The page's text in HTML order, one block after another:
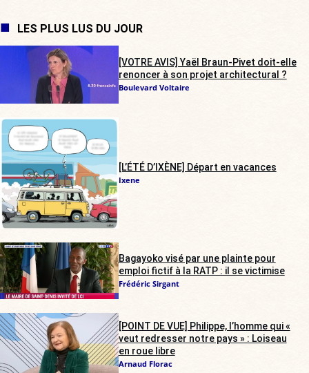
LES PLUS LUS DU JOUR
[VOTRE AVIS] Yaël Braun-Pivet doit-elle
renoncer à son projet architectural ?
Boulevard Voltaire
[L’ÉTÉ D’IXÈNE] Départ en vacances
Ixene
Bagayoko visé par une plainte pour
emploi fictif à la RATP : il se victimise
Frédéric Sirgant
[POINT DE VUE] Philippe, l’homme qui «
veut redresser notre pays » : Loiseau
en roue libre
Arnaud Florac